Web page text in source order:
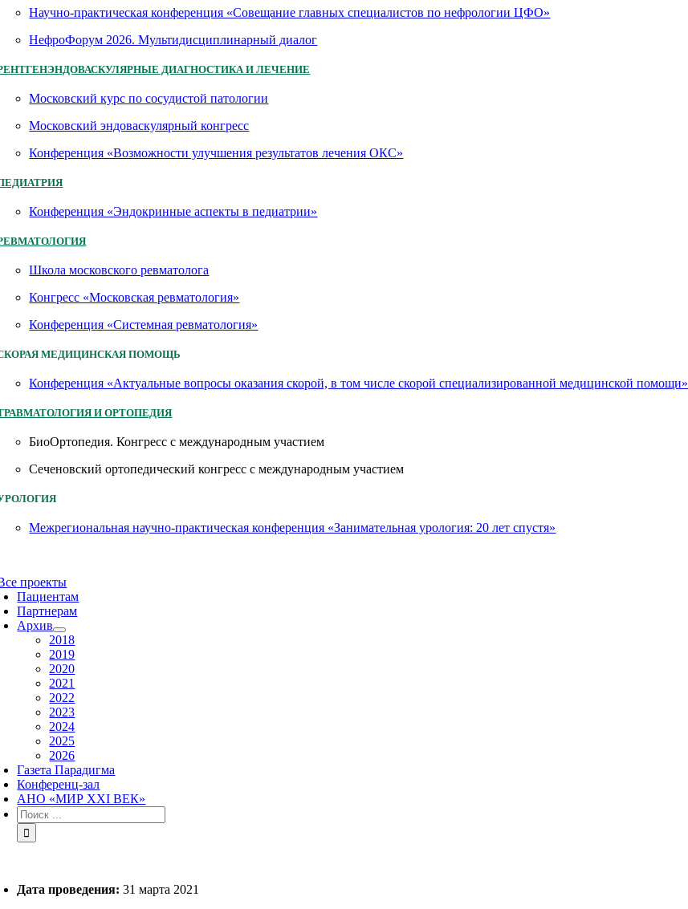
Научно-практическая конференция «Совещание главных специалистов по нефрологии ЦФО»
НефроФорум 2026. Мультидисциплинарный диалог
ДИАГНОСТИКА И ЛЕЧЕНИЕ
Московский курс по сосудистой патологии
Московский эндоваскулярный конгресс
Конференция «Возможности улучшения результатов лечения ОКС»
Конференция «Эндокринные аспекты в педиатрии»
Школа московского ревматолога
Конгресс «Московская ревматология»
Конференция «Системная ревматология»
МЕДИЦИНСКАЯ ПОМОЩЬ
Конференция «Актуальные вопросы оказания скорой, в том числе скорой специализированной медицинской помощи»
И ОРТОПЕДИЯ
БиоОртопедия. Конгресс с международным участием
Сеченовский ортопедический конгресс с международным участием
Межрегиональная научно-практическая конференция «Занимательная урология: 20 лет спустя»
проекты
Пациентам
Партнерам
Архив
2018
2019
2020
2021
2022
2023
2024
2025
2026
Газета Парадигма
Конференц-зал
АНО «МИР XXI ВЕК»
Результат
поиска:
Дата проведения:31 марта 2021